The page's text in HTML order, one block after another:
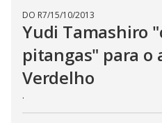
DO R7/15/10/2013
Yudi Tamashiro
pitangas" para o
Verdelho
.